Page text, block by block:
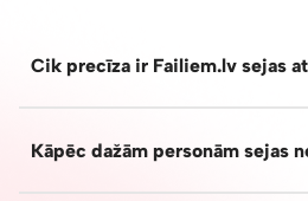
Cik precīza ir Failiem.lv sejas
dažādos apstākļos - ar brillēm,
mainītu apģērbu. Lai persou
tai jābūt redzamai vairākās
Kāpēc dažām personām sejas